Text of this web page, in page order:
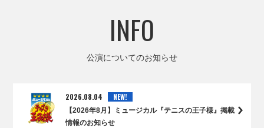
INFO
公演についてのお知らせ
2026.08.04 NEW!
【2026年8月】ミュージカル『テニスの王子様』掲載
情報のお知らせ